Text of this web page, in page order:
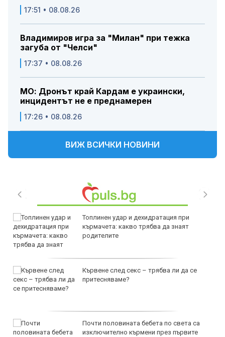
17:51 • 08.08.26
Владимиров игра за "Милан" при тежка
загуба от "Челси"
17:37 • 08.08.26
МО: Дронът край Кардам е украински,
инцидентът не е преднамерен
17:26 • 08.08.26
ВИЖ ВСИЧКИ НОВИНИ
Топлинен удар и дехидратация при
кърмачета: какво трябва да знаят
родителите
Кървене след секс – трябва ли да се
притесняваме?
Почти половината бебета по света са
изключително кърмени през първите